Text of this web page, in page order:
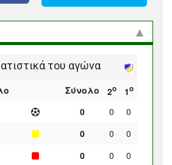
του αγώνα
Σύνολο 2ο 1ο
0 0
0
0 0
0
0 0
0